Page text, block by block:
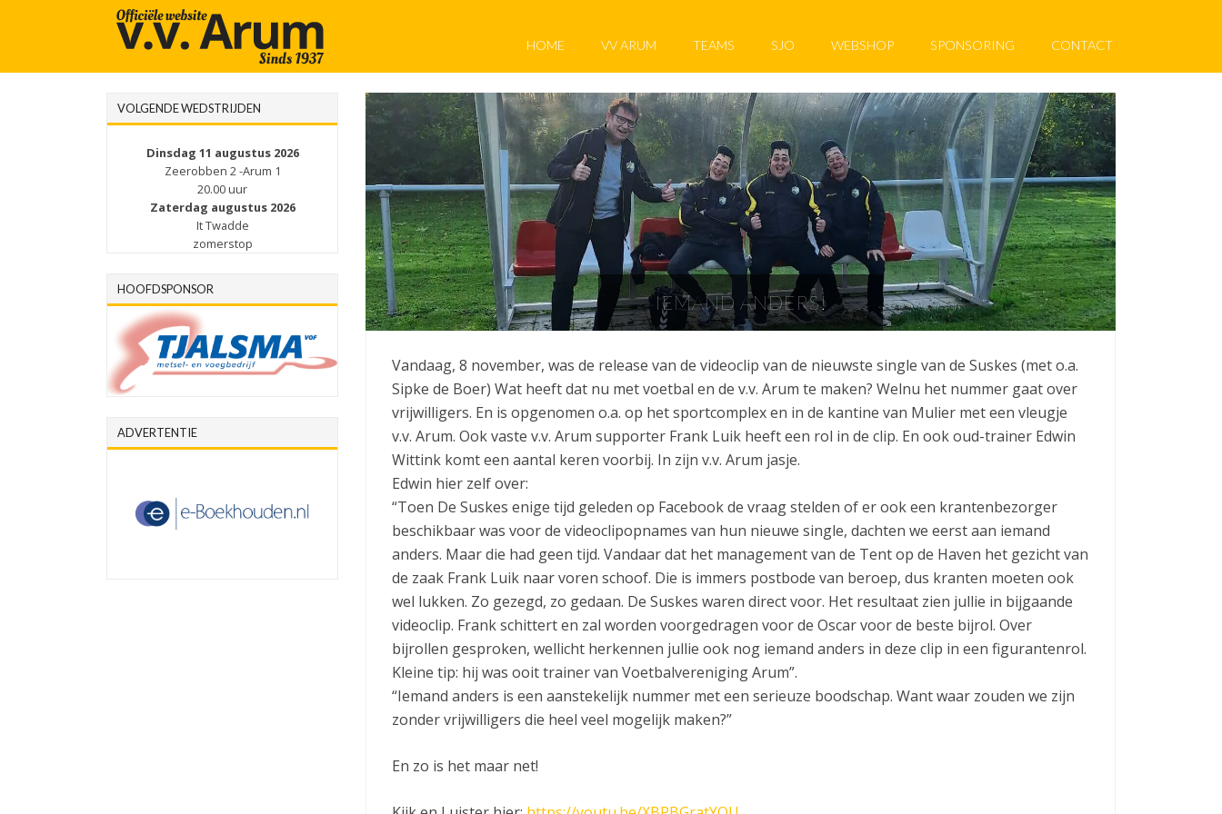
HOME VV ARUM TEAMS SJO WEBSHOP SPONSORING CONTACT
IEMAND ANDERS!
Vandaag, 8 november, was de release van de videoclip van de nieuwste single van de Suskes (met o.a.
Sipke de Boer) Wat heeft dat nu met voetbal en de v.v. Arum te maken? Welnu het nummer gaat over
vrijwilligers. En is opgenomen o.a. op het sportcomplex en in de kantine van Mulier met een vleugje
v.v. Arum. Ook vaste v.v. Arum supporter Frank Luik heeft een rol in de clip. En ook oud-trainer Edwin
Wittink komt een aantal keren voorbij. In zijn v.v. Arum jasje.
Edwin hier zelf over:
“Toen De Suskes enige tijd geleden op Facebook de vraag stelden of er ook een krantenbezorger
beschikbaar was voor de videoclipopnames van hun nieuwe single, dachten we eerst aan iemand
anders. Maar die had geen tijd. Vandaar dat het management van de Tent op de Haven het gezicht van
de zaak Frank Luik naar voren schoof. Die is immers postbode van beroep, dus kranten moeten ook
wel lukken. Zo gezegd, zo gedaan. De Suskes waren direct voor. Het resultaat zien jullie in bijgaande
videoclip. Frank schittert en zal worden voorgedragen voor de Oscar voor de beste bijrol. Over
bijrollen gesproken, wellicht herkennen jullie ook nog iemand anders in deze clip in een figurantenrol.
Kleine tip: hij was ooit trainer van Voetbalvereniging Arum”.
“Iemand anders is een aanstekelijk nummer met een serieuze boodschap. Want waar zouden we zijn
zonder vrijwilligers die heel veel mogelijk maken?”
En zo is het maar net!
VOLGENDE WEDSTRIJDEN
Dinsdag 11 augustus 2026
Zeerobben 2 -Arum 1
20.00 uur
Zaterdag augustus 2026
It Twadde
zomerstop
HOOFDSPONSOR
ADVERTENTIE